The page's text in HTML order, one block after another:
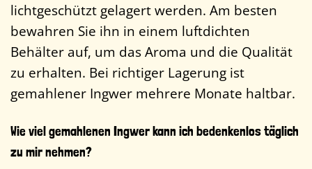
lichtgeschützt gelagert werden. Am besten
bewahren Sie ihn in einem luftdichten
Behälter auf, um das Aroma und die Qualität
zu erhalten. Bei richtiger Lagerung ist
gemahlener Ingwer mehrere Monate haltbar.
Wie viel gemahlenen Ingwer kann ich bedenkenlos täglich
zu mir nehmen?